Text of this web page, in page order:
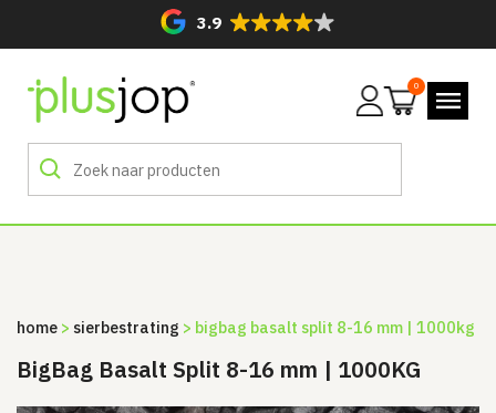
3.9
Mijn
0
home > sierbestrating > bigbag basalt split 8-16 mm | 1000kg
BigBag Basalt Split 8-16 mm | 1000KG